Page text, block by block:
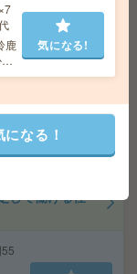
院で軽作業！
ら
敷
気になる!
して働ける仕
鹿
気になる!
なる！